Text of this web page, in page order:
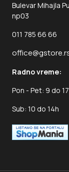
Bulevar Mihajla
np03
011 785 66 66
Radno vreme:
Pon - Pet: 9 do
Sub: 10 do 14h